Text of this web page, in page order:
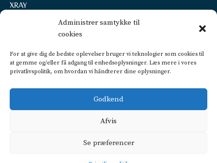
Administrer samtykke til
cookies
For at give dig de bedste oplevelser bruger vi teknologier som cookies til
at gemme og/eller få adgang til enhedsoplysninger. Læs mere i vores
privatlivspolitik, om hvordan vi håndterer dine oplysninger.
Godkend
Afvis
Se præferencer
XRAY
REKRUTTERING
LAKESIDE A/S
Marselisborg Havnevej 22, 2.th.
8000 Aarhus C
info@lakeside.dk